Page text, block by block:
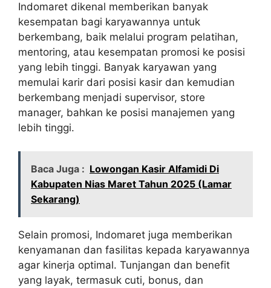
Indomaret dikenal memberikan banyak
kesempatan bagi karyawannya untuk
berkembang, baik melalui program pelatihan,
mentoring, atau kesempatan promosi ke posisi
yang lebih tinggi. Banyak karyawan yang
memulai karir dari posisi kasir dan kemudian
berkembang menjadi supervisor, store
manager, bahkan ke posisi manajemen yang
lebih tinggi.
Baca Juga : Lowongan Kasir Alfamidi Di
Kabupaten Nias Maret Tahun 2025 (Lamar
Sekarang)
Selain promosi, Indomaret juga memberikan
kenyamanan dan fasilitas kepada karyawannya
agar kinerja optimal. Tunjangan dan benefit
yang layak, termasuk cuti, bonus, dan